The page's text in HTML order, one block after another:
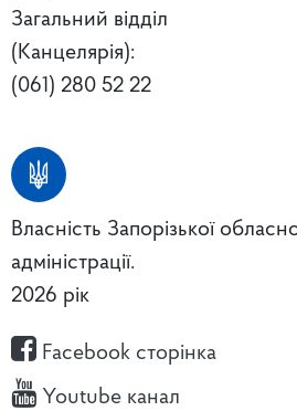
Загальний відділ
(Канцелярія):
(061) 280 52 22
Власність Запорізької
адміністрації.
2026 рік
Facebook сторінка
Youtube канал